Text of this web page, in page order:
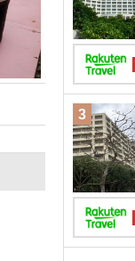
3